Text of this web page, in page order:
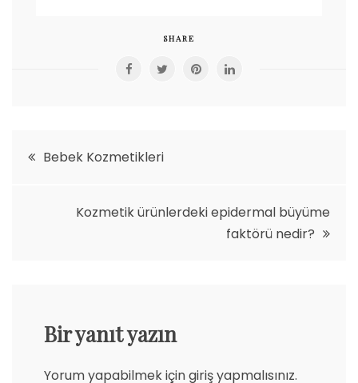
SHARE
YazıBebek Kozmetikleri
Kozmetik ürünlerdeki epidermal büyüme
faktörü nedir?
Bir yanıt yazın
Yorum yapabilmek içingiriş yapmalısınız.